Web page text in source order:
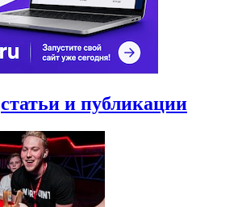
статьи и публикации